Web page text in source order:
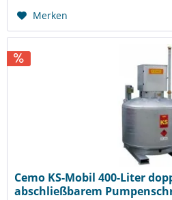
Merken
Cemo KS-Mobil 400-Liter
abschließbarem